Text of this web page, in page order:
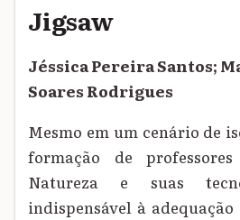
Jigsaw
Jéssica Pereira Santos;
Soares Rodrigues
Mesmo em um cenário de
formação de
Natureza e suas
indispensável à